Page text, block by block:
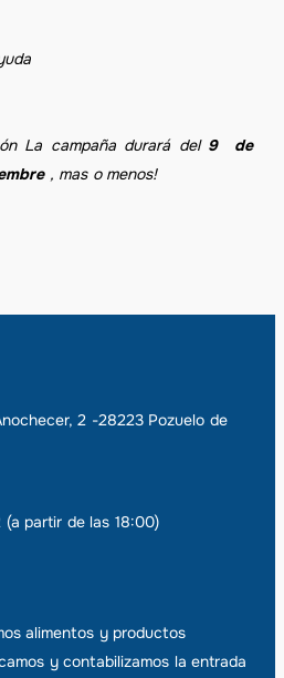
La campaña durará del 9 de
, mas o menos!
2 -28223 Pozuelo de
partir de las 18:00)
alimentos y productos
y contabilizamos la entrada